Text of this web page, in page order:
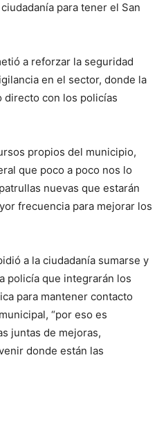
para tener el San
a reforzar la seguridad
en el sector, donde la
directo con los policías
propios del municipio,
que poco a poco nos lo
nuevas que estarán
frecuencia para mejorar los
a la ciudadanía sumarse y
policía que integrarán los
para mantener contacto
“por eso es
juntas de mejoras,
donde están las